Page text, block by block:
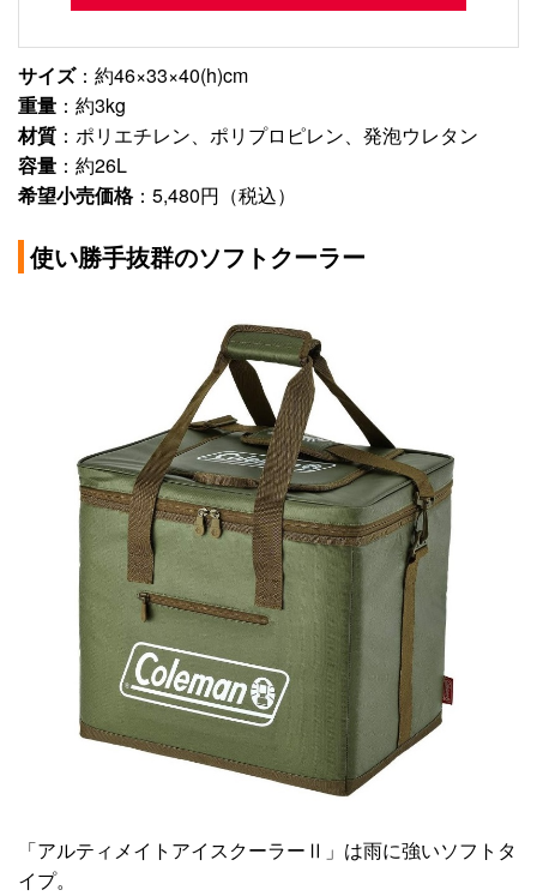
サイズ：約46×33×40(h)cm
重量 ：約3kg
材質 ：ポリエチレン、ポリプロピレン、発泡ウレタン
容量 ：約26L
希望小売価格：5,480円（税込）
使い勝手抜群のソフトクーラー
「アルティメイトアイスクーラーⅡ」は雨に強いソフトタ
イプ。